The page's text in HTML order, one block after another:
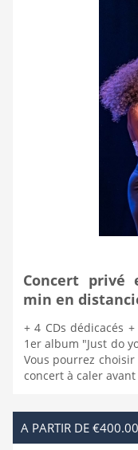
Concert privé
min en
+ 4 CDs dédicacés
1er album "Just do
Vous pourrez
concert à caler
A PARTIR DE €400.00